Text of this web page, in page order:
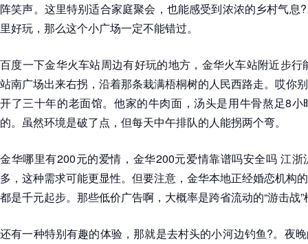
阵笑声。这里特别适合家庭聚会，也能感受到浓浓的乡村气息
里好玩，那么这个小广场一定不能错过。
百度一下金华火车站周边有好玩的地方，金华火车站附近步
站南广场出来右拐，沿着那条栽满梧桐树的人民西路走。哎你
开了三十年的老面馆。他家的牛肉面，汤头是用牛骨熬足8
的。虽然环境是破了点，但每天中午排队的人能拐两个弯。
金华哪里有200元的爱情，金华200元爱情靠谱吗安全吗 江
多，这种需求可能更显性。但要注意，金华本地正经婚恋机构
都是千元起步。那些低价广告啊，大概率是跨省流动的“游击战”
还有一种特别有趣的体验，那就是去村头的小河边钓鱼?。夜